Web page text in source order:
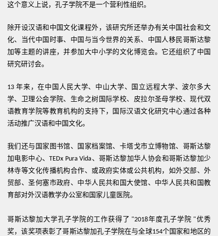
这个意义上说，孔子学院不是一个营利性组织。
除开设汉语和中国文化课程外，该研究所还举办有关中国社会和文
化、当代中国时事、中国与当今世界的关系、中国人移民哥斯达黎
加等主题的讲座，并参加大中小学的文化博览会。它还组织了中国
研究研讨会。
13 年来，在中国人民大学、中山大学、国立远程大学、波尔多大
学、卫理公会学院、生命之树国际学校、皮拉尔圣母学校、现代双
语教育学院等教育机构的支持下，国际汉语文化研究中心通过各种
活动推广汉语和中国文化。
我们还与国家图书馆、国家档案馆、卡塔戈市立博物馆、哥斯达黎
加电影中心、TEDx Pura Vida 、哥斯达黎加华人协会和哥斯达黎加少
林寺等文化传播机构合作、或政府实体或公共机构，如外交部、外
贸部、圣何塞市政府、中华人民共和国大使馆、中华人民共和国教
育部对外汉语教学办公室和国家儿童医院。
哥斯达黎加大学孔子学院的工作获得了 "2018年度孔子学院 "优秀
奖，该奖项表彰了哥斯达黎加孔子学院在与全球154个国家和地区的